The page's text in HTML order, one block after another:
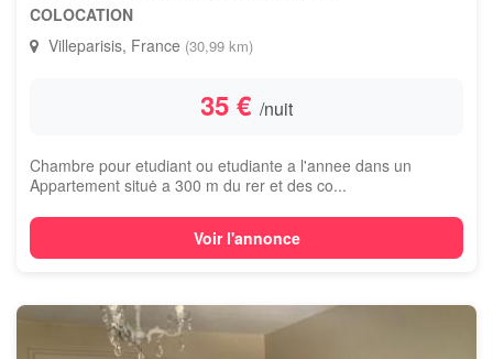
COLOCATION
Villeparisis, France (30,99 km)
35 € /nuit
Chambre pour etudiant ou etudiante a l'annee dans un
Appartement situė a 300 m du rer et des co...
Voir l'annonce